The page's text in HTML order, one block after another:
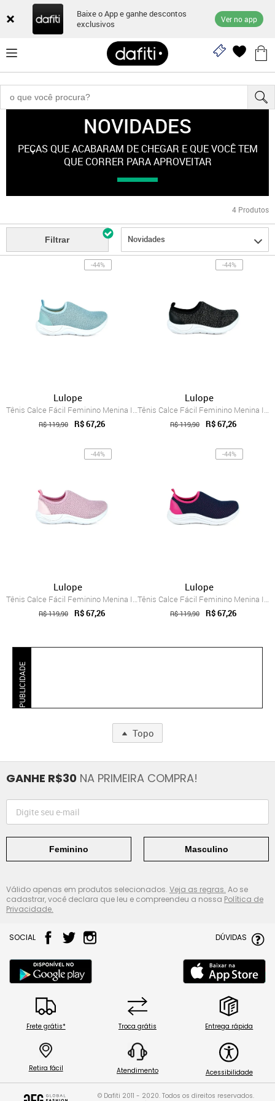
Baixe o App e ganhe descontos
exclusivos
Ver no app
"esporte-feminino"NOVIDADES
PEÇAS QUE ACABARAM DE CHEGAR E QUE VOCÊ TEM
QUE CORRER PARA APROVEITAR
4 Produtos
Filtrar Novidades
-44%
Lulope
Tênis Calce Fácil Feminino Menina Infant...
R$ 119,90 R$ 67,26
-44%
Lulope
Tênis Calce Fácil Feminino Menina Infant...
R$ 119,90 R$ 67,26
-44%
Lulope
Tênis Calce Fácil Feminino Menina Infant...
R$ 119,90 R$ 67,26
-44%
Lulope
Tênis Calce Fácil Feminino Menina Infant...
R$ 119,90 R$ 67,26
PUBLICIDADE
Topo
GANHE R$30 NA PRIMEIRA COMPRA!
Feminino Masculino
Válido apenas em produtos selecionados. Veja as regras. Ao se
cadastrar, você declara que leu e compreendeu a nossa Política de
Privacidade.
SOCIAL DÚVIDAS
Frete grátis* Troca grátis Entrega rápida
Retira fácil Atendimento Acessibilidade
© Dafiti 2011 - 2020. Todos os direitos reservados.